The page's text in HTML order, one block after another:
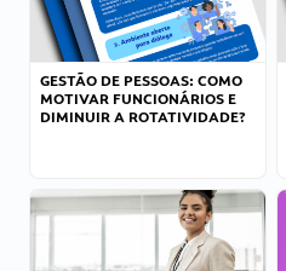
GESTÃO DE PESSOAS: COMO
MOTIVAR FUNCIONÁRIOS E
DIMINUIR A ROTATIVIDADE?